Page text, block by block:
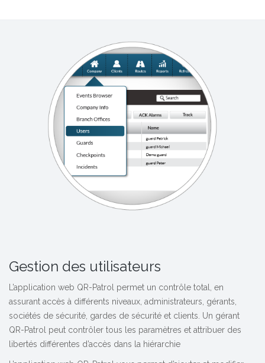
Gestion des utilisateurs
L’application web QR-Patrol permet un contrôle total, en
assurant accès à différents niveaux, administrateurs, gérants,
sociétés de sécurité, gardes de sécurité et clients. Un gérant
QR-Patrol peut contrôler tous les paramètres et attribuer des
libertés différentes d’accès dans la hiérarchie